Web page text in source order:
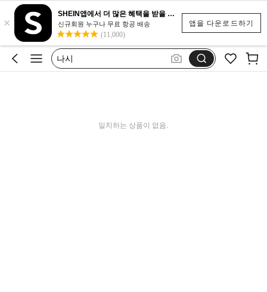
앱을 다운로드하기
×
SHEIN앱에서 더 많은 혜택을 받을 수 있어요.
신규회원 누구나 무료 항공 배송
(11,000)
linha premium shein
나시
원피스
일치하는 상품이 없음.